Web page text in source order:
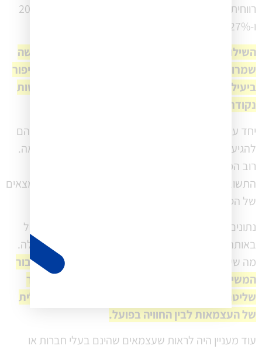
רווחית יותר משנה שעברה. זאת לעומת 37% בשנת 2025
ו-27% בשנת 2024. בהחלט מגמה אופטימית וחיובית.
השילוב של פחות שעות עבודה יחד עם עלייה בתחושה
שמרוויחים יותר מעבודה כשכיר עשוי להצביע על שיפור
ביעילות אצל חלק מהעצמאים, ולא רק על התאוששות
נקודתית. אולי בזכות השימוש ב AI.
יחד עם זאת, רק 32.5% דיווחו שהעצמאות מאפשרת להם
להגיע לרמת ההכנסה שאליה שאפו במידה רבה או מלאה.
רוב המשיבים נמצאים באמצע: "במידה מסוימת" היא
התשובה השכיחה ביותר. אחוז זה מהווה ירידה מול הממצאים
של הסקרים הקודמים.
נתונים דומים ראינו גם בקרב עסקים בתחילת דרכם אבל
באותה המידה גם בקרב עסקים ותיקים – 10 שנים ומעלה.
מה שעשוי להראות
כי הערך המרכזי של העצמאות עבור
המשיבים הוא לאו דווקא מקסום הכנסה, אלא בעיקר
שליטה וגמישות. זהו פער חשוב בין ההבטחה הכלכלית
של העצמאות לבין החוויה בפועל.
עוד מעניין היה לראות שעצמאים שהינם בעלי חברות או